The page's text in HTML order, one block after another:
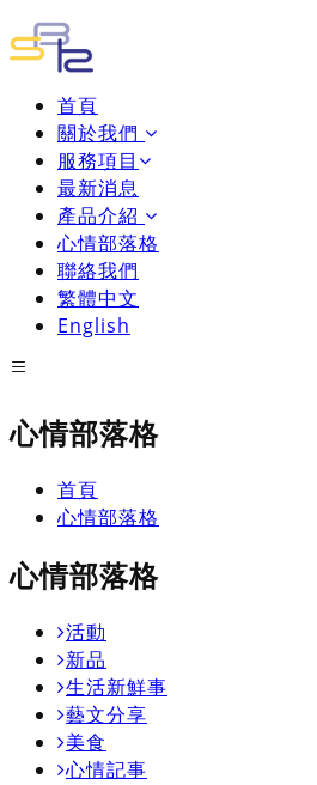
首頁
關於我們
服務項目
最新消息
產品介紹
心情部落格
聯絡我們
繁體中文
English
心情部落格
首頁
心情部落格
心情部落格
活動
新品
生活新鮮事
藝文分享
美食
心情記事